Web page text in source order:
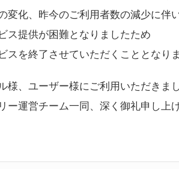
変化、昨今のご利用者数の減少に伴
ス提供が困難となりましたため
スを終了させていただくこととなりま
様、ユーザー様にご利用いただきま
ー運営チーム一同、深く御礼申し上げ